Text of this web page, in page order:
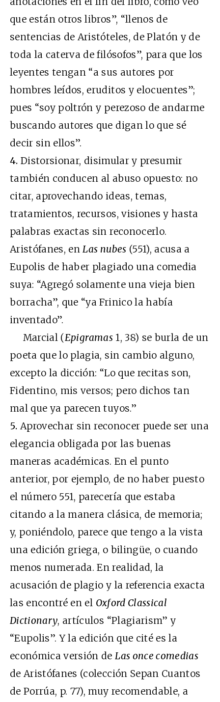
que están otros libros”, “llenos de
sentencias de Aristóteles, de Platón y de
toda la caterva de filósofos”, para que los
leyentes tengan “a sus autores por
hombres leídos, eruditos y elocuentes”;
pues “soy poltrón y perezoso de andarme
buscando autores que digan lo que sé
decir sin ellos”.
4. Distorsionar, disimular y presumir
también conducen al abuso opuesto: no
citar, aprovechando ideas, temas,
tratamientos, recursos, visiones y hasta
palabras exactas sin reconocerlo.
Aristófanes, enLas nubes (551), acusa a
Eupolis de haber plagiado una comedia
suya: “Agregó solamente una vieja bien
borracha”, que “ya Frinico la había
inventado”.
Marcial (Epigramas1, 38) se burla de un
poeta que lo plagia, sin cambio alguno,
excepto la dicción: “Lo que recitas son,
Fidentino, mis versos; pero dichos tan
mal que ya parecen tuyos.”
5. Aprovechar sin reconocer puede ser una
elegancia obligada por las buenas
maneras académicas. En el punto
anterior, por ejemplo, de no haber puesto
el número 551, parecería que estaba
citando a la manera clásica, de memoria;
y, poniéndolo, parece que tengo a la vista
una edición griega, o bilingüe, o cuando
menos numerada. En realidad, la
acusación de plagio y la referencia exacta
las encontré en el Oxford Classical
Dictionary, artículos “Plagiarism” y
“Eupolis”. Y la edición que cité es la
económica versión deLas once comedias
de Aristófanes (colección Sepan Cuantos
de Porrúa, p. 77), muy recomendable, a